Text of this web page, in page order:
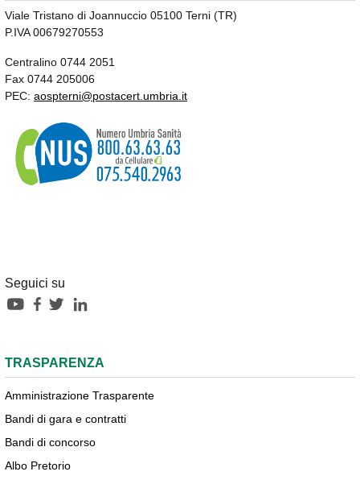
Viale Tristano di Joannuccio 05100 Terni (TR)
P.IVA 00679270553
Centralino 0744 2051
Fax 0744 205006
PEC: aospterni@postacert.umbria.it
Seguici su
TRASPARENZA
Amministrazione Trasparente
Bandi di gara e contratti
Bandi di concorso
Albo Pretorio